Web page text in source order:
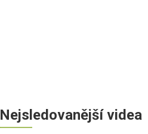
Nejsledovanější videa